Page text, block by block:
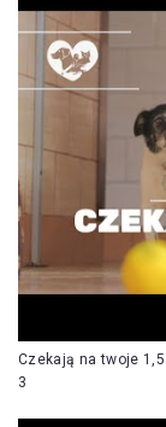
Czekają na twoje
3